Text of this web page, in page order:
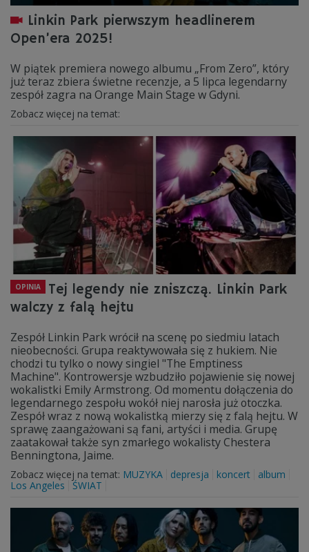
Linkin Park pierwszym headlinerem
Open’era 2025!
W piątek premiera nowego albumu „From Zero”, który
już teraz zbiera świetne recenzje, a 5 lipca legendarny
zespół zagra na Orange Main Stage w Gdyni.
Zobacz więcej na temat:
OPINIA
Tej legendy nie zniszczą. Linkin Park
walczy z falą hejtu
Zespół Linkin Park wrócił na scenę po siedmiu latach
nieobecności. Grupa reaktywowała się z hukiem. Nie
chodzi tu tylko o nowy singiel "The Emptiness
Machine". Kontrowersje wzbudziło pojawienie się nowej
wokalistki Emily Armstrong. Od momentu dołączenia do
legendarnego zespołu wokół niej narosła już otoczka.
Zespół wraz z nową wokalistką mierzy się z falą hejtu. W
sprawę zaangażowani są fani, artyści i media. Grupę
zaatakował także syn zmarłego wokalisty Chestera
Benningtona, Jaime.
Zobacz więcej na temat: MUZYKA depresja koncert
album
Los Angeles
ŚWIAT